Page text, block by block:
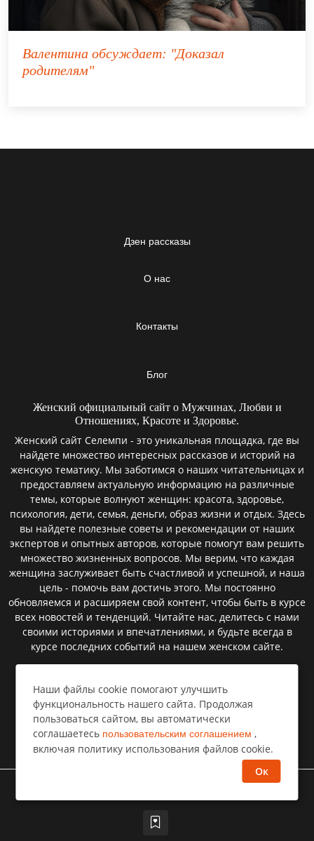
Валентина обсуждает: "Доказал
родителям"
Дзен рассказы
О нас
Контакты
Блог
Женский официальный сайт о Мужчинах, Любви и
Отношениях, Красоте и Здоровье.
Женский сайт Селемпи - это уникальная площадка, где вы
найдете множество интересных рассказов и историй на
женскую тематику. Мы заботимся о наших читательницах и
предоставляем актуальную информацию на различные
темы, которые волнуют женщин: красота, здоровье,
психология, дети, семья, деньги, образ жизни и отдых. Здесь
вы найдете полезные советы и рекомендации от наших
экспертов и опытных авторов, которые помогут вам решить
множество жизненных вопросов. Мы верим, что каждая
женщина заслуживает быть счастливой и успешной, и наша
цель - помочь вам достичь этого. Мы постоянно
обновляемся и расширяем свой контент, чтобы быть в курсе
всех новостей и тенденций. Читайте нас, делитесь с нами
своими историями и впечатлениями, и будьте всегда в
курсе последних событий на нашем женском сайте.
Пользовательское соглашение
Политика конфиденциальности
Правообладателям⁣
Наши файлы cookie помогают улучшить
функциональность нашего сайта. Продолжая
пользоваться сайтом, вы автоматически
соглашаетесь пользовательским соглашением ,
включая политику использования файлов cookie.
Ок